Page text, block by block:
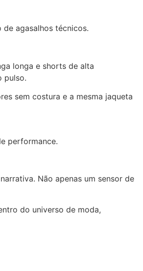
de agasalhos técnicos.
longa e shorts de alta
pulso.
sem costura e a mesma jaqueta
performance.
Não apenas um sensor de
do universo de moda,